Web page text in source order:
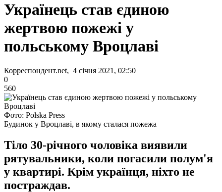
Українець став єдиною
жертвою пожежі у
польському Вроцлаві
Корреспондент.net, 4 січня 2021, 02:50
0
560
Фото: Polska Press
Будинок у Вроцлаві, в якому сталася пожежа
Тіло 30-річного чоловіка виявили
рятувальники, коли погасили полум'я
у квартирі. Крім українця, ніхто не
постраждав.